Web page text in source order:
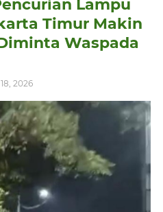
Lampu
Timur Makin
Waspada
2026